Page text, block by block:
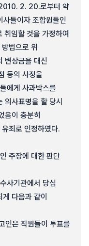
2. 20.로부터 약
들이자 조합원들인
임할 것을 가정하여
법으로 위
변상금을 대신
등의 사정을
에게 사과박스를
의사표명을 할 당시
이 충분히
죄로 인정하였다.
주장에 대한 판단
사기관에서 당심
다음과 같이
인은 직원들이 투표를